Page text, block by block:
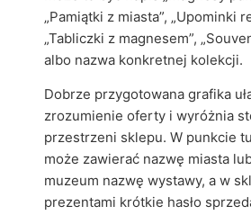
„Pamiątki z miasta”, „Upominki
„Tabliczki z magnesem”,
albo nazwa konkretnej kolekcji.
Dobrze przygotowana grafika
zrozumienie oferty i wyróżnia
przestrzeni sklepu. W punkcie
może zawierać nazwę miasta
muzeum nazwę wystawy, a w
prezentami krótkie hasło